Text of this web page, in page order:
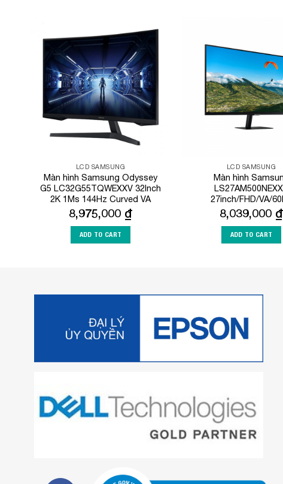
Add to
Wishlist
LCD SAMSUNG
Màn hình Samsung Odyssey
G5 LC32G55TQWEXXV 32Inch
2K 1Ms 144Hz Curved VA
8,975,000 ₫
ADD TO CART
LCD SAMSUNG
Màn hình
27inch/FHD/VA/
8,039,000 ₫
ADD TO CART